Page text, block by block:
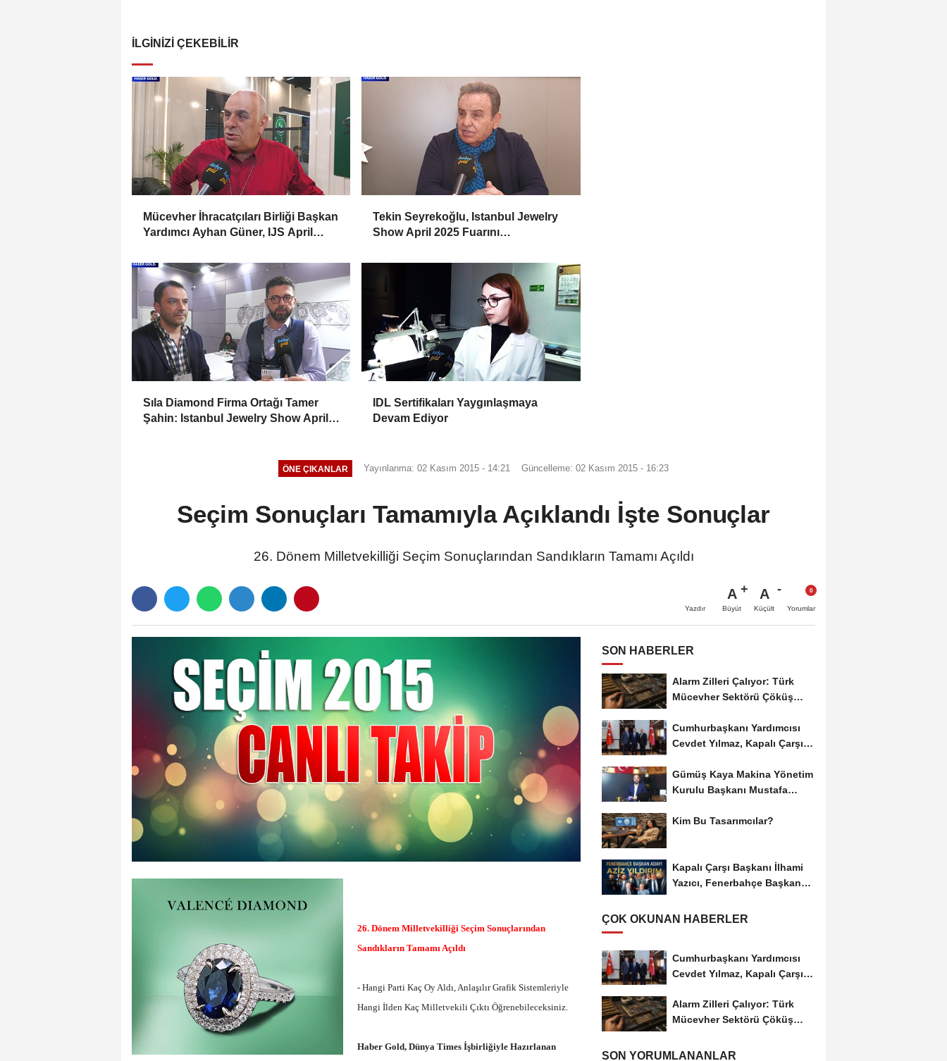
İLGINIZI ÇEKEBILIR
Mücevher İhracatçıları Birliği Başkan
Yardımcı Ayhan Güner, IJS April
Tekin Seyrekoğlu, Istanbul Jewelry
Show April 2025 Fuarını
Sıla Diamond Firma Ortağı Tamer
Şahin: Istanbul Jewelry Show April
IDL Sertifikaları Yaygınlaşmaya
Devam Ediyor
ÖNE ÇIKANLAR Yayınlanma: 02 Kasım 2015 - 14:21 Güncelleme: 02 Kasım 2015 - 16:23
Seçim Sonuçları Tamamıyla Açıklandı İşte Sonuçlar
26. Dönem Milletvekilliği Seçim Sonuçlarından Sandıkların Tamamı Açıldı
Yazdır
A
Büyüt
A
Küçült Yorumlar
26. Dönem Milletvekilliği Seçim Sonuçlarından
Sandıkların Tamamı Açıldı
- Hangi Parti Kaç Oy Aldı, Anlaşılır Grafik Sistemleriyle
Hangi İlden Kaç Milletvekili Çıktı Öğrenebileceksiniz.
Haber Gold, Dünya Times İşbirliğiyle Hazırlanan
SON HABERLER
Alarm Zilleri Çalıyor: Türk
Mücevher Sektörü Çöküş
Cumhurbaşkanı Yardımcısı
Cevdet Yılmaz, Kapalı Çarşı
Gümüş Kaya Makina Yönetim
Kurulu Başkanı Mustafa
Kim Bu Tasarımcılar?
Kapalı Çarşı Başkanı İlhami
Yazıcı, Fenerbahçe Başkan
ÇOK OKUNAN HABERLER
Cumhurbaşkanı Yardımcısı
Cevdet Yılmaz, Kapalı Çarşı
Alarm Zilleri Çalıyor: Türk
Mücevher Sektörü Çöküş
SON YORUMLANANLAR